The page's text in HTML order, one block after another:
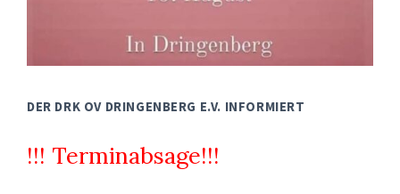
DER DRK OV DRINGENBERG E.V. INFORMIERT
!!! Terminabsage!!!